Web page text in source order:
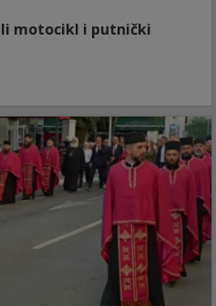
motocikl i putnički